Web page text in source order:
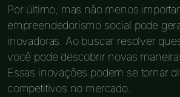
Por último, mas não menos
empreendedorismo social pode
inovadoras. Ao buscar resolver
você pode descobrir novas
Essas inovações podem se tornar
competitivos no mercado.